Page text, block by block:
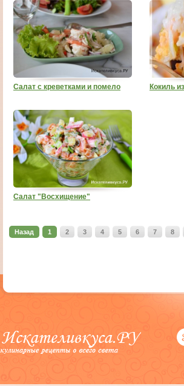
Салат с креветками и помело Кокиль
Салат "Восхищение"
Назад 1 2 3 4 5 6 7 8